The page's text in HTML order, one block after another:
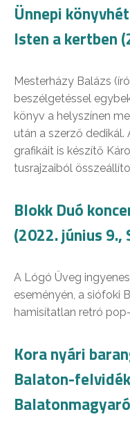
Ünnepi
Isten a kertben
Mesterházy Balázs
beszélgetéssel
könyv a helyszínen
után a szerző
grafikáit is készítő
tusrajzaiból
Blokk Duó
(2022. június 9.,
A Lógó Üveg
eseményén, a siófoki
hamisítatlan retró
Kora nyári
Balaton-